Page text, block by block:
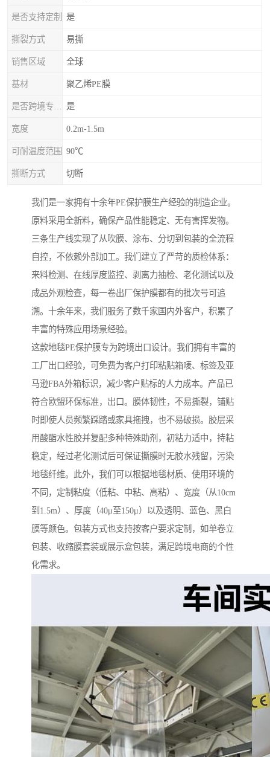
是否支持定制 是
撕裂方式 易撕
销售区域 全球
基材 聚乙烯PE膜
是
宽度 0.2m-1.5m
可耐温度范围 90℃
撕断方式 切断
我们是一家拥有十余年PE保护膜生产经验的制造企业。
原料采用全新料，确保产品性能稳定、无有害挥发物。
三条生产线实现了从吹膜、涂布、分切到包装的全流程
自控，不依赖外部加工。我们建立了严苛的质检体系：
来料检测、在线厚度监控、剥离力抽检、老化测试以及
成品外观检查，每一卷出厂保护膜都有的批次号可追
溯。十余年来，我们服务了数千家国内外客户，积累了
丰富的特殊应用场景经验。
这款地毯PE保护膜专为跨境出口设计。我们拥有丰富的
工厂出口经验，可免费为客户打印粘贴箱唛、标签及亚
马逊FBA外箱标识，减少客户贴标的人力成本。产品已
符合欧盟环保标准，出口。膜体韧性，不易撕裂，铺贴
时即使人员频繁踩踏或家具拖拽，也不易破损。胶层采
用酸酯水性胶并复配多种特殊助剂，初粘力适中，持粘
稳定，经过老化测试后可保证撕膜时无胶水残留，污染
地毯纤维。此外，我们可以根据地毯材质、使用环境的
不同，定制粘度（低粘、中粘、高粘）、宽度（从10cm
到1.5m）、厚度（40μ至150μ）以及透明、蓝色、黑白
膜等颜色。包装方式也支持按客户要求定制，如单卷立
包装、收缩膜套装或展示盒包装，满足跨境电商的个性
化需求。